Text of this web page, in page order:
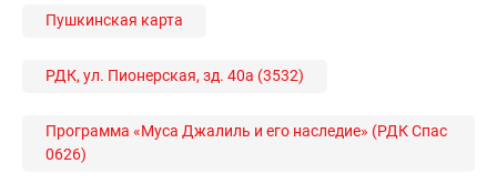
Пушкинская карта
РДК, ул. Пионерская, зд. 40а (3532)
Программа «Муса Джалиль и его наследие» (РДК Спас
0626)